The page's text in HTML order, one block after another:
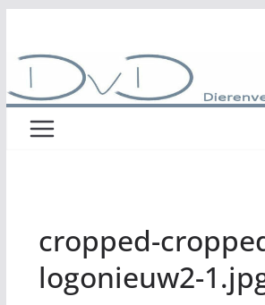
inhoud
cropped-
logonieuw2-